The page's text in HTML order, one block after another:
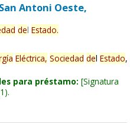
Antoni Oeste,
del Estado.
Eléctrica, Sociedad del Estado,
para préstamo: Signatura